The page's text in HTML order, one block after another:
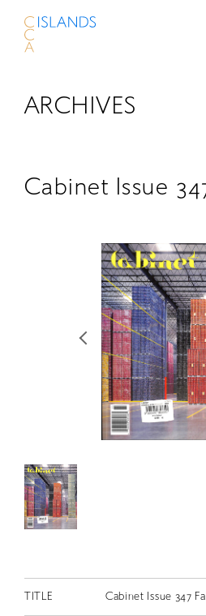
ABOUT
LIBRARY
SCHOLARSHIP
RETRACE
コンサート
出演者
出版物
動画
CONTACT
ARCHIVES
Cabinet Issue
TITLE Cabinet Issue 347